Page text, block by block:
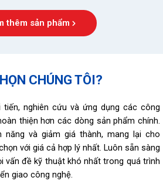
thêm sản phẩm
CHÚNG TÔI?
tiến, nghiên cứu và ứng dụng các công
thiện hơn các dòng sản phẩm chính.
năng và giảm giá thành, mang lại cho
với giá cả hợp lý nhất. Luôn sẵn sàng
vấn đề kỹ thuật khó nhất trong quá trình
giao công nghệ.